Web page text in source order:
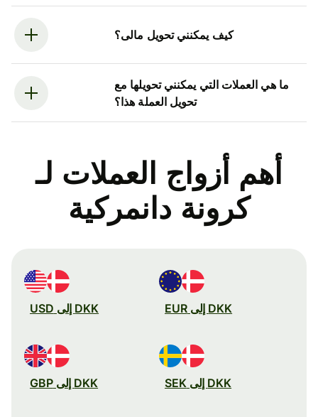
كيف يمكنني تحويل مالى؟
ما هي العملات التي يمكنني تحويلها مع
تحويل العملة هذا؟
أهم أزواج العملات لـ
كرونة دانمركية
DKK إلى EUR DKK إلى USD
DKK إلى SEK DKK إلى GBP